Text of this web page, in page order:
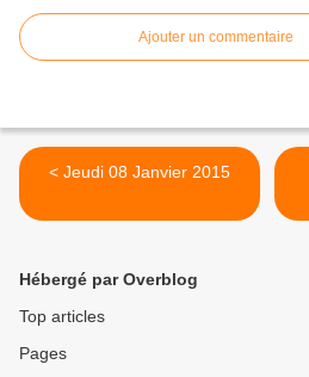
Ajouter un commentaire
< Jeudi 08 Janvier 2015
Hébergé par Overblog
Top articles
Pages